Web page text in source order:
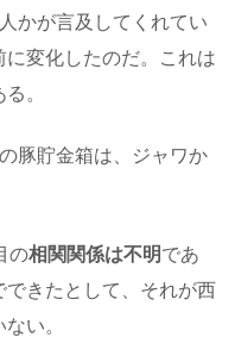
かが言及してくれてい
変化したのだ。これは
。
豚貯金箱は、ジャワか
の相関関係は不明であ
できたとして、それが西
い。